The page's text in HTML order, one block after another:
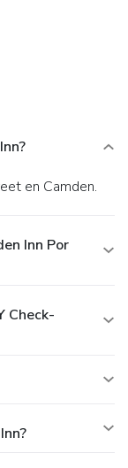
en Camden.
Inn Por
Check-